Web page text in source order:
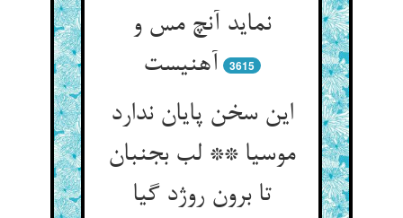
نماید آنچ مس و
آهنیست
3615
این سخن پایان ندارد
موسیا ** لب بجنبان
تا برون روژد گیا